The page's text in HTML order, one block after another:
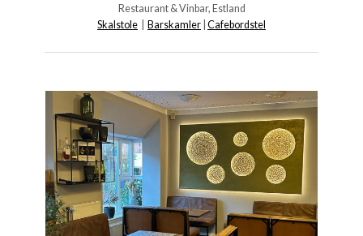
Restaurant & Vinbar, Estland
Skalstole
Barskamler Cafebordstel